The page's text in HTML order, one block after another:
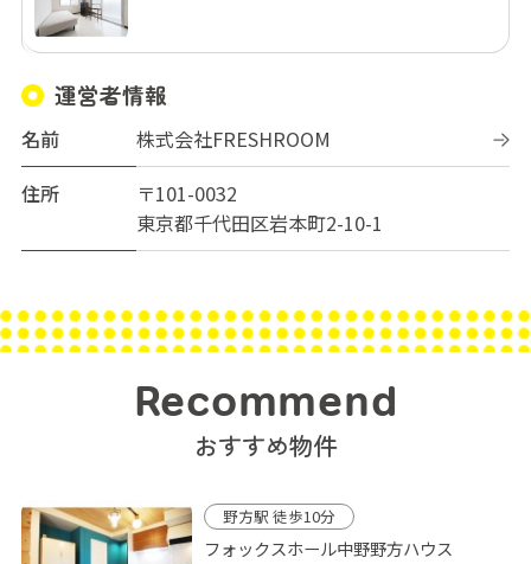
運営者情報
名前
株式会社FRESHROOM
住所
〒101-0032
東京都千代田区岩本町2-10-1
Recommend
おすすめ物件
野方駅 徒歩10分
フォックスホール中野野方ハウス